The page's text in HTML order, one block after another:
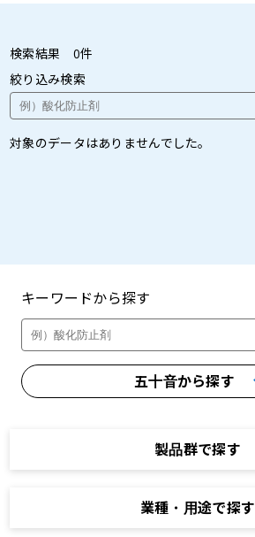
検索結果 0件
絞り込み検索
対象のデータはありませんでした。
キーワードから探す
五十音から探す
製品群で探す
業種・用途で探す